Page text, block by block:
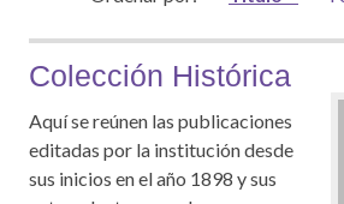
Colección Histórica
Aquí se reúnen las publicaciones
editadas por la institución desde
sus inicios en el año 1898 y sus